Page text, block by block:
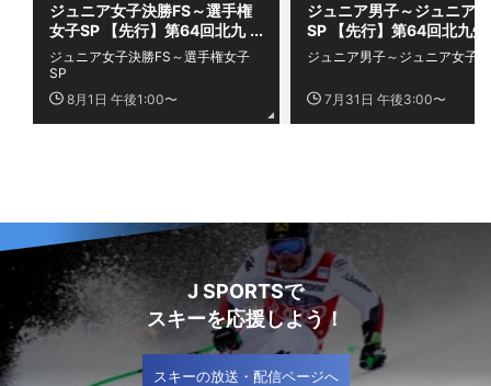
ジュニア女子決勝FS～選手権
女子SP 【先行】第64回北九
州オープンフィギュアスケー
ト競技会 ～飯塚アイスパレス
杯争奪大会(飯塚杯)～
8月1日 午後1:00〜
ジュニア女子決勝FS～選手権女子
SP
ジュニア男子～ジュニア
SP 【先行】第64回北九州
ープンフィギュアスケー
技会 ～飯塚アイスパレス
奪大会(飯塚杯)～
7月31日 午後3:00〜
ジュニア男子～ジュニア女子
J SPORTSで
スキーを応援しよう！
スキーの放送・配信ページへ